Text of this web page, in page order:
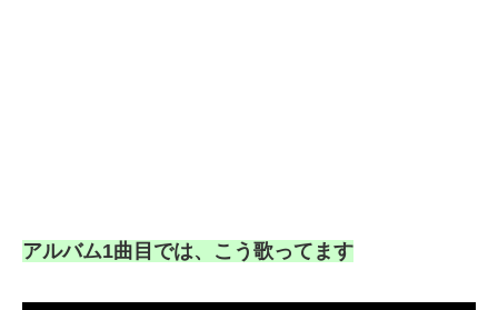
アルバム1曲目では、こう歌ってます